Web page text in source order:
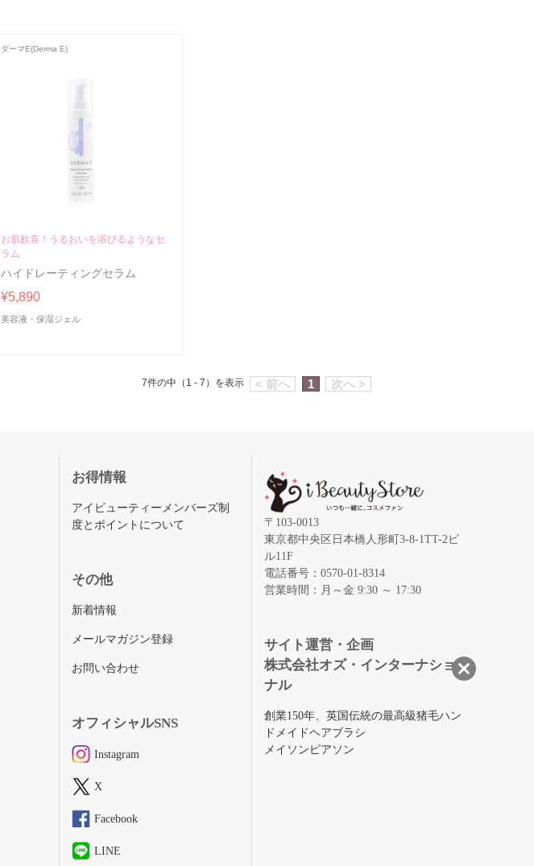
ダーマE(Derma E)
お肌歓喜！うるおいを浴びるようなセ
ラム
ハイドレーティングセラム
¥5,890
美容液・保湿ジェル
< 前へ 1 次へ >
7件の中（1 - 7）を表示
お得情報
アイビューティーメンバーズ制
度とポイントについて
その他
新着情報
メールマガジン登録
お問い合わせ
オフィシャルSNS
Instagram
X
Facebook
LINE
〒103-0013
東京都中央区日本橋人形町3-8-1TT-2ビ
ル11F
電話番号：0570-01-8314
営業時間：月～金 9:30 ～ 17:30
サイト運営・企画
株式会社オズ・インターナショ
ナル
創業150年、英国伝統の最高級猪毛ハン
ドメイドヘアブラシ
メイソンピアソン